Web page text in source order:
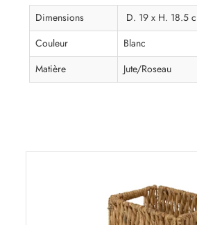
Dimensions
D. 19 x H. 18.5
Couleur
Blanc
Matière
Jute/Roseau